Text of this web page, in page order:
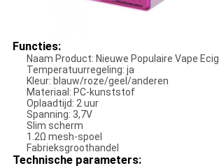
Functies:
Naam Product: Nieuwe Populaire Vape Ecig
Temperatuurregeling: ja
Kleur: blauw/roze/geel/anderen
Materiaal: PC-kunststof
Oplaadtijd: 2 uur
Spanning: 3,7V
Slim scherm
1.2Ω mesh-spoel
Fabrieksgroothandel
Technische parameters: